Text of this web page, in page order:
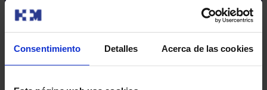
Consentimiento Detalles Acerca de las cookies